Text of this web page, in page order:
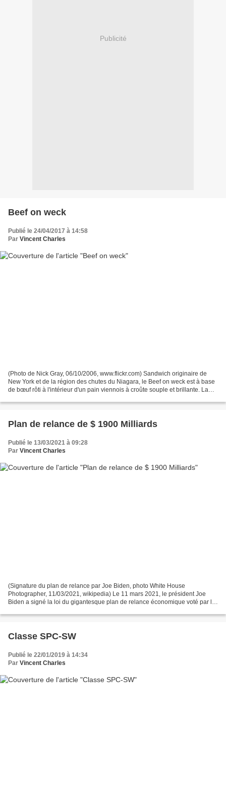
Publicité
Beef on weck
Publié le 24/04/2017 à 14:58
Par Vincent Charles
(Photo de Nick Gray, 06/10/2006, www.flickr.com) Sandwich originaire de
New York et de la région des chutes du Niagara, le Beef on weck est à base
de bœuf rôti à l'intérieur d'un pain viennois à croûte souple et brillante. La
Plan de relance de $ 1900 Milliards
Publié le 13/03/2021 à 09:28
Par Vincent Charles
(Signature du plan de relance par Joe Biden, photo White House
Photographer, 11/03/2021, wikipedia) Le 11 mars 2021, le président Joe
Biden a signé la loi du gigantesque plan de relance économique voté par la
Classe SPC-SW
Publié le 22/01/2019 à 14:34
Par Vincent Charles